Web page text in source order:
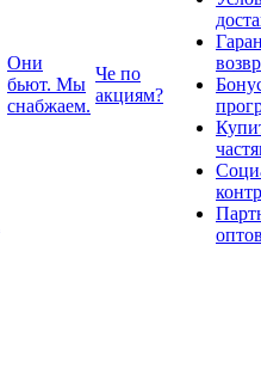
Они
бьют. Мы
снабжаем.
Че по
акциям?